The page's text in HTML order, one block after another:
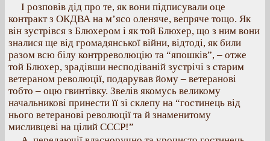
І розповів дід про те, як вони підписували оце
контракт з ОКДВА на м’ясо оленяче, вепряче тощо. Як
він зустрівся з Блюхером і як той Блюхер, що з ним вони
зналися ще від громадянської війни, відтоді, як били
разом всю білу контрреволюцію та “япошків”, – отже
той Блюхер, зрадівши несподіваній зустрічі з старим
ветераном революції, подарував йому – ветеранові
тобто – оцю гвинтівку. Звелів якомусь великому
начальникові принести її зі склепу на “гостинець від
нього ветеранові революції та й знаменитому
мисливцеві на цілий СССР!”